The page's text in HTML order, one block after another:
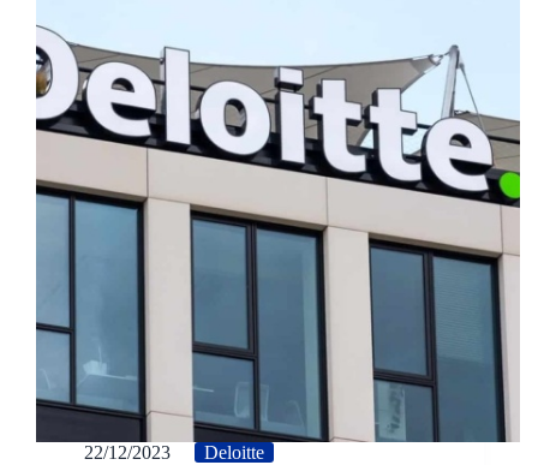
22/12/2023 Deloitte